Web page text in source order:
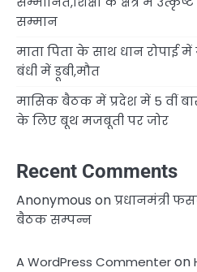
सम्मान
माता पिता के साथ धान रोपाई
बंधी में डूबी,मौत
मासिक बैठक में प्रदेश में 5 वीं
के लिए बूथ मजबूती पर जोर
Recent Comments
Anonymous onप्रधानमंत्री
बैठक सम्पन्न
A WordPress Commenteron